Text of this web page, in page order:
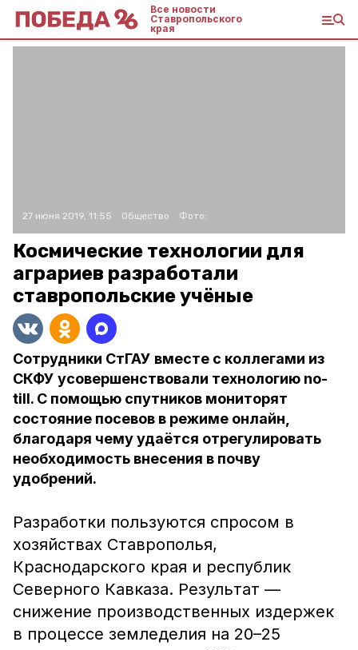
Все новости
Ставропольского
края
27 июня 2019, 11:55 Общество Фото:
Космические технологии для
аграриев разработали
ставропольские учёные
Сотрудники СтГАУ вместе с коллегами из
СКФУ усовершенствовали технологию no-
till. С помощью спутников мониторят
состояние посевов в режиме онлайн,
благодаря чему удаётся отрегулировать
необходимость внесения в почву
удобрений.
Разработки пользуются спросом в
хозяйствах Ставрополья,
Краснодарского края и республик
Северного Кавказа. Результат —
снижение производственных издержек
в процессе земледелия на 20–25